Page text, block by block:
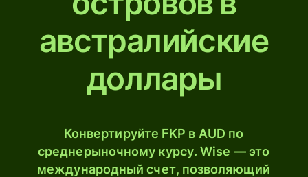
австралийские
доллары
Конвертируйте FKP в AUD по
среднерыночному курсу. Wise — это
международный счет, позволяющий